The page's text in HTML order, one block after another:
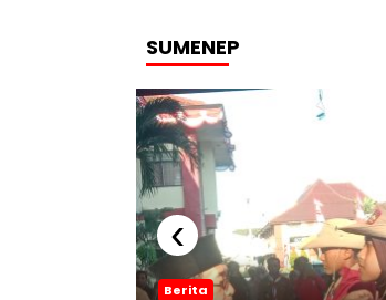
SUMENEP
Berita
‹